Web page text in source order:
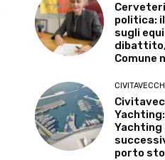
politica:
sugli
dibattito,
Comune
Yachting
porto